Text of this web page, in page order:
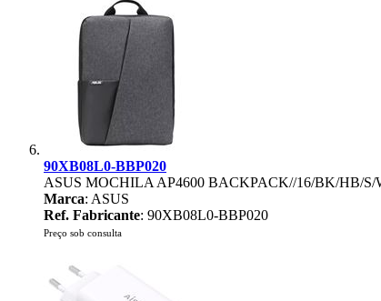
90XB08L0-BBP020
ASUS MOCHILA AP4600 BACKPACK//16/BK/HB/S/
Marca: ASUS
Ref. Fabricante: 90XB08L0-BBP020
Preço sob consulta